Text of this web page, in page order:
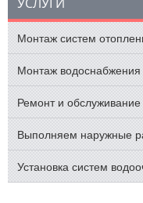
Монтаж систем
Монтаж водоснабжения
Ремонт и обслуживание
Выполняем наружные
Установка систем